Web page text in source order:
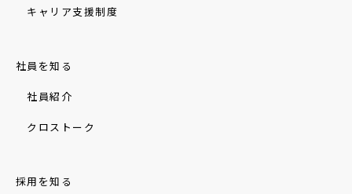
キャリア支援制度
社員を知る
社員紹介
クロストーク
採用を知る